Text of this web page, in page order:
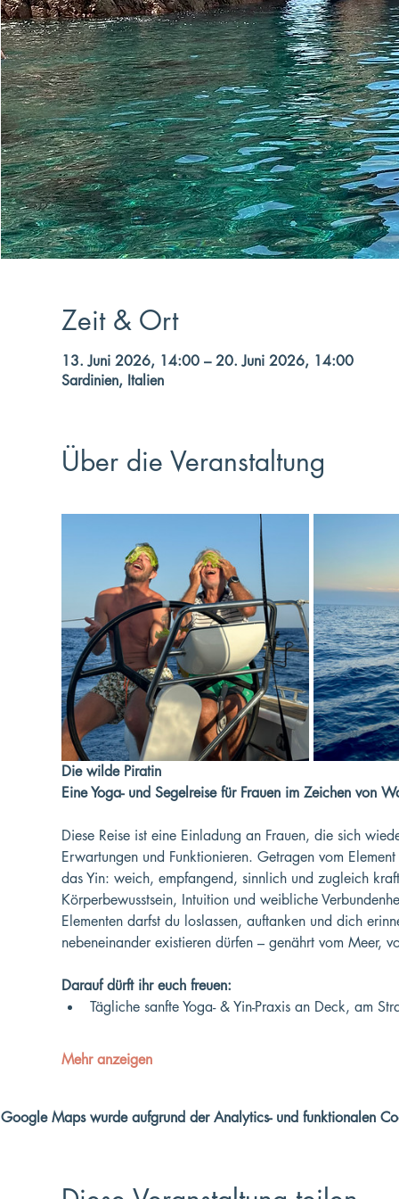
Zeit & Ort
13. Juni 2026, 14:00 – 20. Juni 2026, 14:00
Sardinien, Italien
Über die Veranstaltung
Die wilde Piratin
Eine Yoga- und Segelreise für Frauen im Zeichen von
Diese Reise ist eine Einladung an Frauen, die sich
Erwartungen und Funktionieren. Getragen vom
das Yin: weich, empfangend, sinnlich und zugleich
Körperbewusstsein, Intuition und weibliche
Elementen darfst du loslassen, auftanken und dich
nebeneinander existieren dürfen – genährt vom Meer,
Darauf dürft ihr euch freuen:
Tägliche sanfte Yoga- & Yin-Praxis an Deck, am
Mehr anzeigen
Google Maps wurde aufgrund der Analytics- und funktionalen